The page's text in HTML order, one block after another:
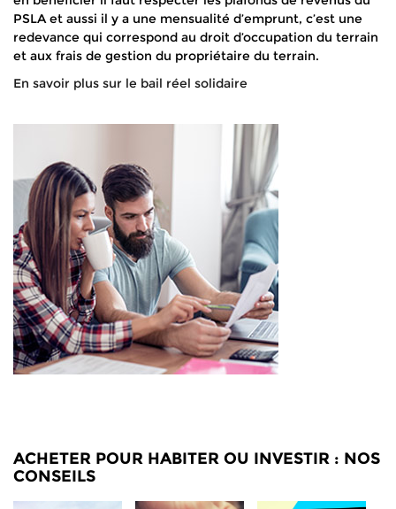
PSLA et aussi il y a une mensualité d’emprunt, c’est une
redevance qui correspond au droit d’occupation du terrain
et aux frais de gestion du propriétaire du terrain.
En savoir plus sur le bail réel solidaire
ACHETER POUR HABITER OU INVESTIR : NOS
CONSEILS